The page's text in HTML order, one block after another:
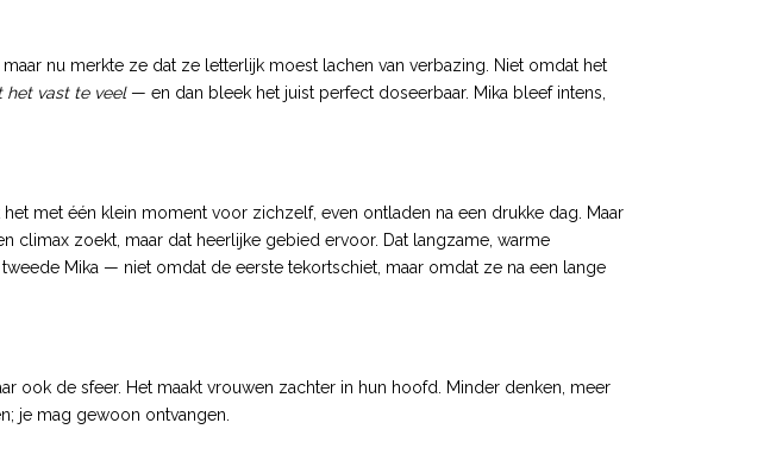
nu merkte ze dat ze letterlijk moest lachen van verbazing. Niet omdat het
het vast te veel— en dan bleek het juist perfect doseerbaar. Mika bleef intens,
met één klein moment voor zichzelf, even ontladen na een drukke dag. Maar
climax zoekt, maar dat heerlijke gebied ervoor. Dat langzame, warme
Mika — niet omdat de eerste tekortschiet, maar omdat ze na een lange
ook de sfeer. Het maakt vrouwen zachter in hun hoofd. Minder denken, meer
je mag gewoon ontvangen.